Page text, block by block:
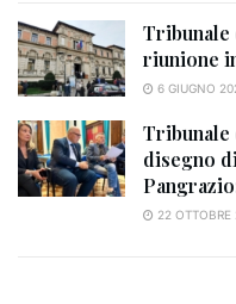
Tribunale
riunione
6 GIUGNO
Tribunale
disegno
22 OTTOBRE